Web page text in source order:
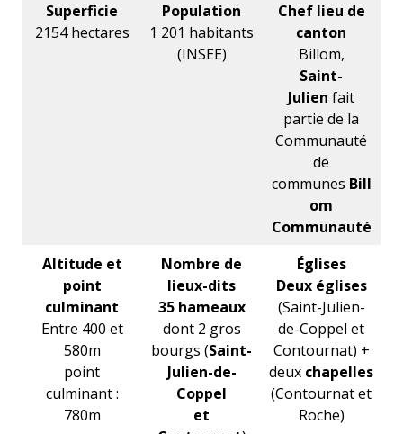
Superficie
2154 hectares
Population
1 201 habitants
(INSEE)
Chef lieu de
canton
Billom,
Saint-
Julien fait
partie de la
Communauté
de
communes Bill
om
Communauté
Altitude et
point
culminant
Entre 400 et
580m
point
culminant :
780m
Nombre de
lieux-dits
35 hameaux
dont 2 gros
bourgs (Saint-
Julien-de-
Coppel
et
Églises
Deux églises
(Saint-Julien-
de-Coppel et
Contournat) +
deux chapelles
(Contournat et
Roche)